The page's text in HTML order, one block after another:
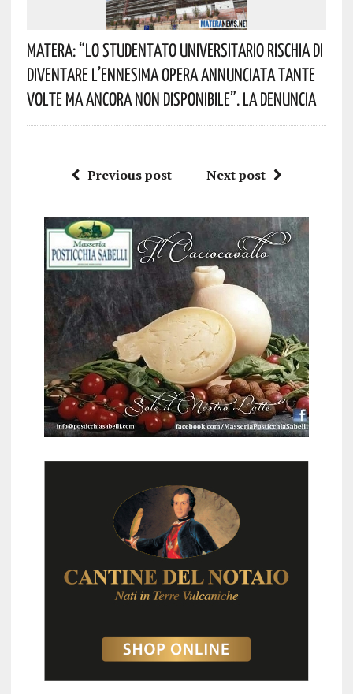
Matera: “Lo Studentato Universitario Rischia Di
Diventare L’ennesima Opera Annunciata Tante
Volte Ma Ancora Non Disponibile”. La Denuncia
Previous post Next post